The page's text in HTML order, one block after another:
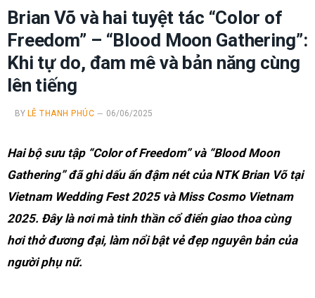
Brian Võ và hai tuyệt tác “Color of
Freedom” – “Blood Moon Gathering”:
Khi tự do, đam mê và bản năng cùng
lên tiếng
BY LÊ THANH PHÚC 06/06/2025
Hai bộ sưu tập “Color of Freedom” và “Blood Moon
Gathering” đã ghi dấu ấn đậm nét của NTK Brian Võ tại
Vietnam Wedding Fest 2025 và Miss Cosmo Vietnam
2025. Đây là nơi mà tinh thần cổ điển giao thoa cùng
hơi thở đương đại, làm nổi bật vẻ đẹp nguyên bản của
người phụ nữ.